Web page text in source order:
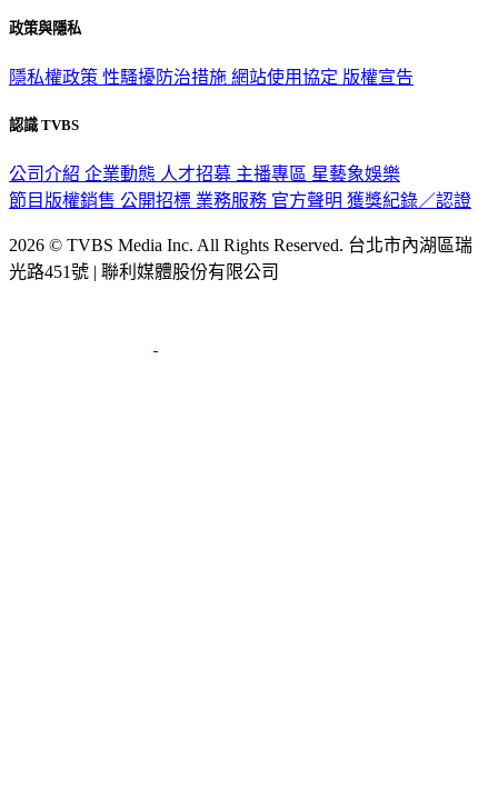
政策與隱私
隱私權政策 性騷擾防治措施 網站使用協定 版權宣告
認識 TVBS
公司介紹 企業動態 人才招募 主播專區 星藝象娛樂
節目版權銷售 公開招標 業務服務 官方聲明 獲獎紀錄／認證
2026 © TVBS Media Inc. All Rights Reserved. 台北市內湖區瑞
光路451號 | 聯利媒體股份有限公司